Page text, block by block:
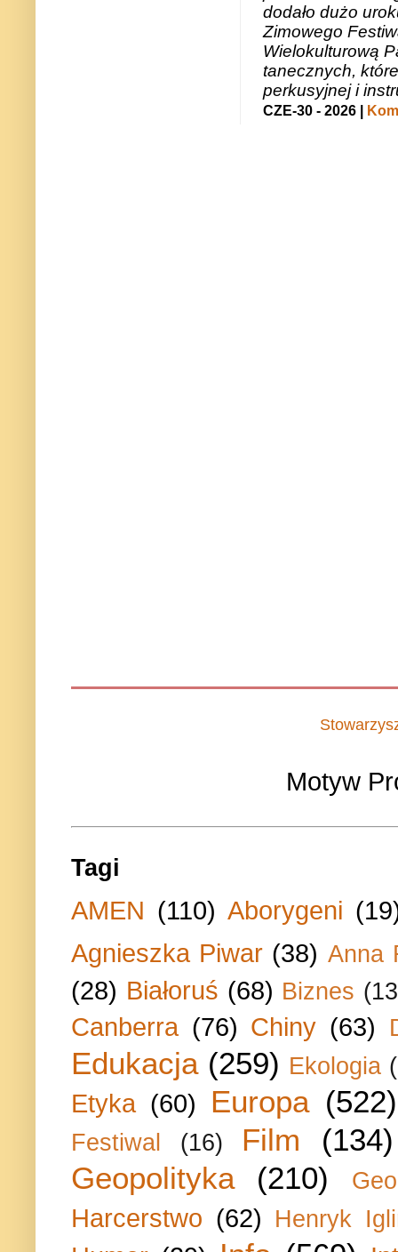
dodało dużo
Zimowego
Wielokulturową
tanecznych,
perkusyjnej i
CZE-30 - 2026 |
Motyw
Tagi
AMEN (110) Aborygeni
Agnieszka Piwar (38) Anna
(28) Białoruś (68) Biznes
Canberra (76) Chiny (63)
Edukacja (259) Ekologia
Etyka (60) Europa (522)
Festiwal (16) Film
(134)
Geopolityka
(210)
Harcerstwo (62) Henryk